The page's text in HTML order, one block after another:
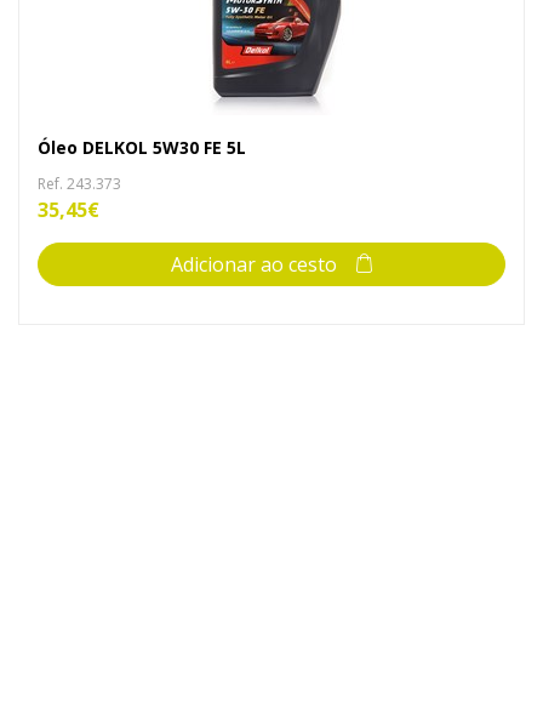
Óleo DELKOL 5W30 FE 5L
Ref. 243.373
35,45€
Adicionar ao cesto